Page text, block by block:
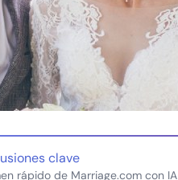
clave
rápido de Marriage.com con IA